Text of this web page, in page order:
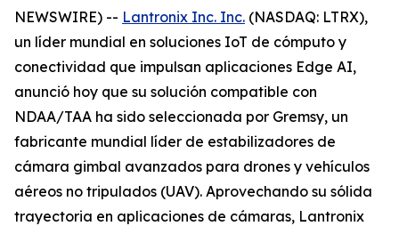
NEWSWIRE) -- Lantronix Inc. Inc. (NASDAQ: LTRX),
un líder mundial en soluciones IoT de cómputo y
conectividad que impulsan aplicaciones Edge AI,
anunció hoy que su solución compatible con
NDAA/TAA ha sido seleccionada por Gremsy, un
fabricante mundial líder de estabilizadores de
cámara gimbal avanzados para drones y vehículos
aéreos no tripulados (UAV). Aprovechando su sólida
trayectoria en aplicaciones de cámaras, Lantronix